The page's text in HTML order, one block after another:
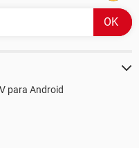
para Android